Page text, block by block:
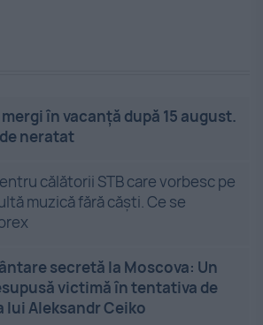
mergi în vacanță după 15 august.
neratat
călătorii STB care vorbesc pe
muzică fără căști. Ce se
secretă la Moscova: Un
victimă în tentativa de
lui Aleksandr Ceiko